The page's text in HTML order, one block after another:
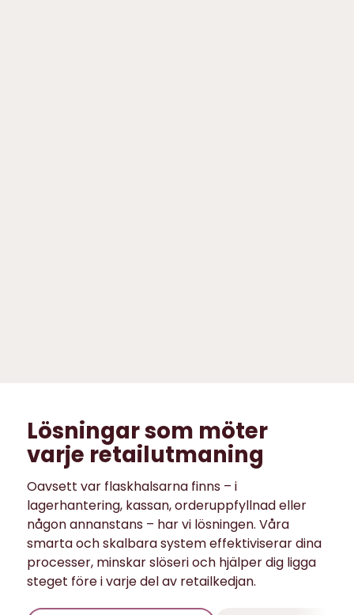
Lösningar som möter
varje retailutmaning
Oavsett var flaskhalsarna finns – i
lagerhantering, kassan, orderuppfyllnad eller
någon annanstans – har vi lösningen. Våra
smarta och skalbara system effektiviserar dina
processer, minskar slöseri och hjälper dig ligga
steget före i varje del av retailkedjan.